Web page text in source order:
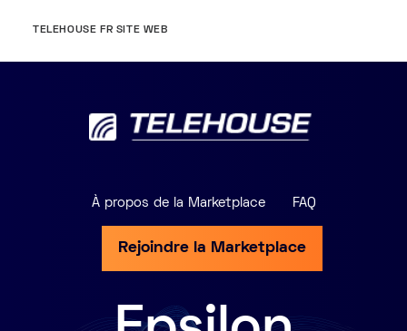
TELEHOUSE FR SITE WEB
À propos de la Marketplace FAQ
Rejoindre la Marketplace